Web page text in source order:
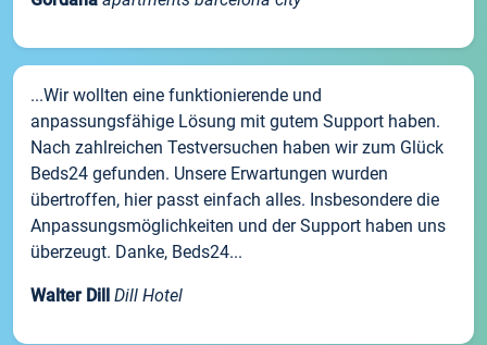
...Wir wollten eine funktionierende und
anpassungsfähige Lösung mit gutem Support haben.
Nach zahlreichen Testversuchen haben wir zum Glück
Beds24 gefunden. Unsere Erwartungen wurden
übertroffen, hier passt einfach alles. Insbesondere die
Anpassungsmöglichkeiten und der Support haben uns
überzeugt. Danke, Beds24...
Walter Dill Dill Hotel